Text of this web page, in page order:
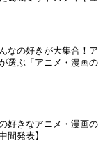
なの好きが大集合！ア
選ぶ「アニメ・漫画の
好きなアニメ・漫画の
間発表】